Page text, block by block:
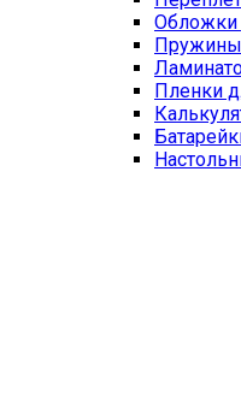
Обложки
Пружины
Пленки